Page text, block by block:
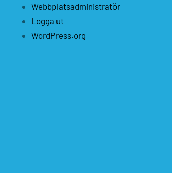
Webbplatsadministratör
Logga ut
WordPress.org